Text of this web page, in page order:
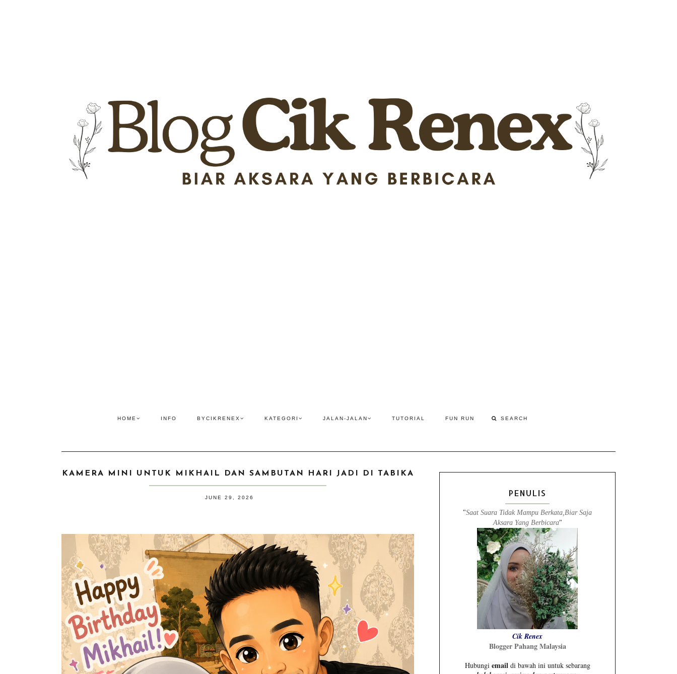
HOME INFO BYCIKRENEX KATEGORI JALAN-JALAN TUTORIAL FUN RUN
KAMERA MINI UNTUK MIKHAIL DAN SAMBUTAN HARI JADI DI TABIKA
JUNE 29, 2026 PENULIS
"Saat Suara Tidak Mampu Berkata,Biar Saja
Aksara Yang Berbicara"
Cik Renex
Blogger Pahang Malaysia
Hubungi emaildi bawah ini untuk sebarang